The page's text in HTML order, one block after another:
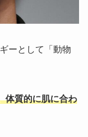
ーとして「動物
体質的に肌に合わ